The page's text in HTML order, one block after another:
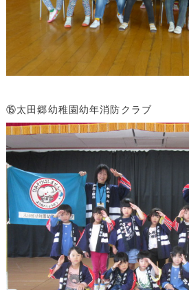
⑮太田郷幼稚園幼年消防クラブ